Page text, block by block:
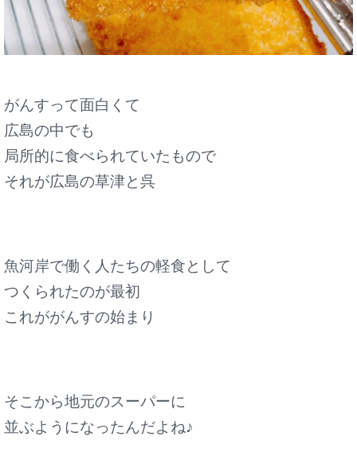
がんすって面白くて
広島の中でも
局所的に食べられていたもので
それが広島の草津と呉
魚河岸で働く人たちの軽食として
つくられたのが最初
これががんすの始まり
そこから地元のスーパーに
並ぶようになったんだよね♪